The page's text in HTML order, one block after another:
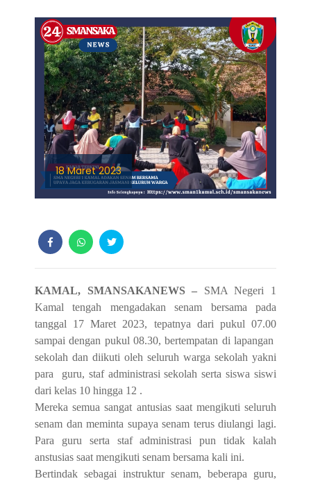
18 Maret 2023
KAMAL, SMANSAKANEWS –
SMA Negeri 1
Kamal tengah mengadakan senam bersama pada
tanggal 17 Maret 2023, tepatnya dari pukul 07.00
sampai dengan pukul 08.30, bertempatan di lapangan
sekolah dan diikuti oleh seluruh warga sekolah yakni
para
guru, staf administrasi sekolah serta siswa siswi
dari kelas 10 hingga 12 .
Mereka semua sangat antusias saat mengikuti seluruh
senam dan meminta supaya senam terus diulangi lagi.
Para guru serta stafadministrasi pun tidak kalah
anstusias saat mengikuti senam bersama kali ini.
Bertindak sebagai instruktur senam, beberapa guru,